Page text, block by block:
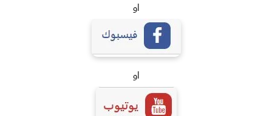
او
او